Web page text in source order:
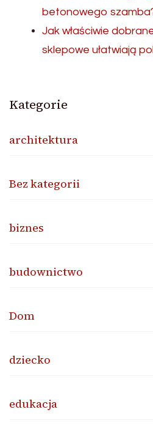
betonowego
Jak właściwie
sklepowe ułatwiają
Kategorie
architektura
Bez kategorii
biznes
budownictwo
Dom
dziecko
edukacja